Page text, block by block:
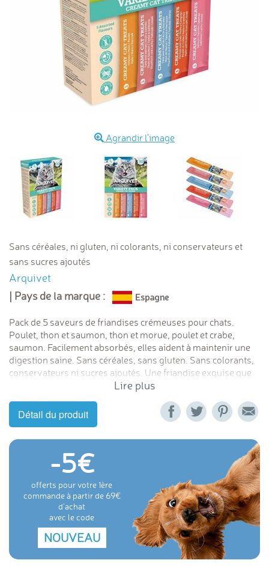
Agrandir l'image
Sans céréales, ni gluten, ni colorants, ni conservateurs et
sans sucres ajoutés
Arquivet
| Pays de la marque :
Pack de 5 saveurs de friandises crémeuses pour chats.
Poulet, thon et saumon, thon et morue, poulet et crabe,
saumon. Facilement absorbés, elles aident à maintenir une
digestion saine. Sans céréales, sans gluten. Sans colorants,
conservateurs ni sucres ajoutés. Une friandise exquise que
nos chats lècheront avec délice. Elles sont également très
Lire plus
Détail du produit
-5
offerts pour votre 1ère
commande à partir de 69
d'achat
avec le code
NOUVEAU